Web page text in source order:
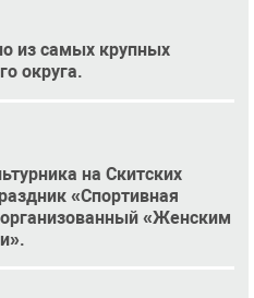
из самых крупных
округа.
на Скитских
«Спортивная
«Женским